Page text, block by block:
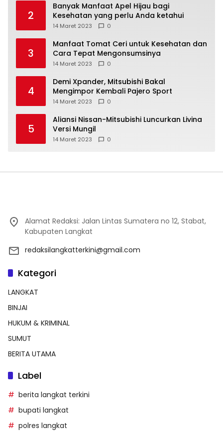
2
Banyak Manfaat Apel Hijau bagi
Kesehatan yang perlu Anda ketahui
14 Maret 2023 0
3
Manfaat Tomat Ceri untuk Kesehatan dan
Cara Tepat Mengonsumsinya
14 Maret 2023 0
4
Demi Xpander, Mitsubishi Bakal
Mengimpor Kembali Pajero Sport
14 Maret 2023 0
5
Aliansi Nissan-Mitsubishi Luncurkan Livina
Versi Mungil
14 Maret 2023 0
Alamat Redaksi: Jalan Lintas Sumatera no 12, Stabat,
Kabupaten Langkat
redaksilangkatterkini@gmail.com
Kategori
LANGKAT
BINJAI
HUKUM & KRIMINAL
SUMUT
BERITA UTAMA
Label
berita langkat terkini
bupati langkat
polres langkat